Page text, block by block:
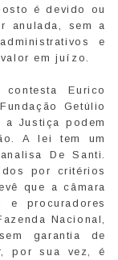
é devido ou
anulada, sem a
e
em juízo.
Eurico
Getúlio
Justiça podem
A lei tem um
De Santi.
por critérios
que a câmara
e procuradores
Nacional,
garantia de
por sua vez, é